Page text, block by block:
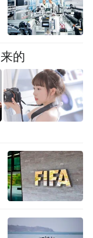
图上不可或缺
信越等行业
江成为全球最
球最大的气熔
的